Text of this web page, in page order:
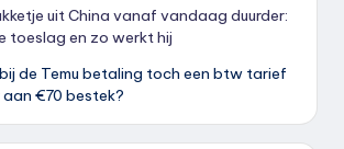
uit China vanaf vandaag duurder:
toeslag en zo werkt hij
de Temu betaling toch een btw tarief
€70 bestek?